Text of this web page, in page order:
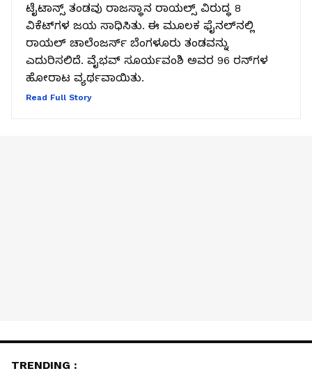
ಟೈಟಾನ್ಸ್ ತಂಡವು ರಾಜಸ್ಥಾನ ರಾಯಲ್ಸ್ ವಿರುದ್ಧ 8
ವಿಕೆಟ್‌ಗಳ ಜಯ ಸಾಧಿಸಿತು. ಈ ಮೂಲಕ ಫೈನಲ್‌ನಲ್ಲಿ
ರಾಯಲ್ ಚಾಲೆಂಜರ್ಸ್ ಬೆಂಗಳೂರು ತಂಡವನ್ನು
ಎದುರಿಸಲಿದೆ. ವೈಭವ್ ಸೂರ್ಯವಂಶಿ ಅವರ 96 ರನ್‌ಗಳ
ಹೋರಾಟ ವ್ಯರ್ಥವಾಯಿತು.
Read Full Story
TRENDING :